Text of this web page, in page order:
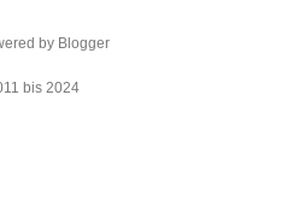
by Blogger
bis 2024